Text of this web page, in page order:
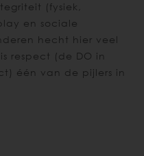
(fysiek,
en sociale
hecht hier veel
respect (de DO in
één van de pijlers in